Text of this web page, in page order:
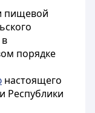
пищевой
порядке
настоящего
Республики